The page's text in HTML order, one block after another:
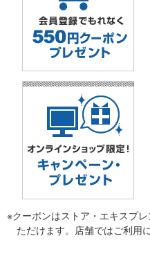
※クーポンはストア・エキスプ
ただけます。店舗ではご利用